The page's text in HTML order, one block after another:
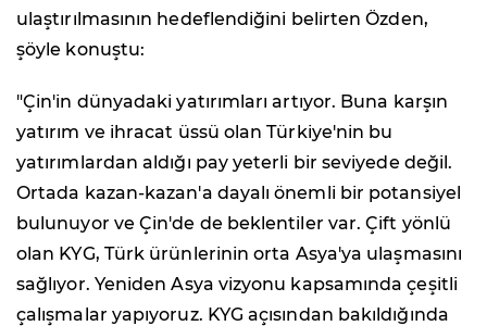
ulaştırılmasının hedeflendiğini belirten Özden,
şöyle konuştu:
"Çin'in dünyadaki yatırımları artıyor. Buna karşın
yatırım ve ihracat üssü olan Türkiye'nin bu
yatırımlardan aldığı pay yeterli bir seviyede değil.
Ortada kazan-kazan'a dayalı önemli bir potansiyel
bulunuyor ve Çin'de de beklentiler var. Çift yönlü
olan KYG, Türk ürünlerinin orta Asya'ya ulaşmasını
sağlıyor. Yeniden Asya vizyonu kapsamında çeşitli
çalışmalar yapıyoruz. KYG açısından bakıldığında